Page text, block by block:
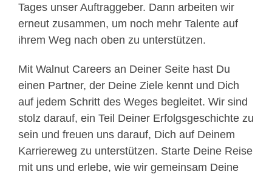
Tages unser Auftraggeber. Dann arbeiten wir
erneut zusammen, um noch mehr Talente auf
ihrem Weg nach oben zu unterstützen.
Mit Walnut Careers an Deiner Seite hast Du
einen Partner, der Deine Ziele kennt und Dich
auf jedem Schritt des Weges begleitet. Wir sind
stolz darauf, ein Teil Deiner Erfolgsgeschichte zu
sein und freuen uns darauf, Dich auf Deinem
Karriereweg zu unterstützen. Starte Deine Reise
mit uns und erlebe, wie wir gemeinsam Deine